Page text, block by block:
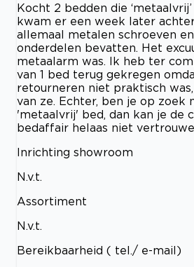
Kocht 2 bedden die
kwam er een week later
allemaal metalen schroeven
onderdelen bevatten. Het
metaalarm was. Ik heb ter
van 1 bed terug gekregen
retourneren niet praktisch
van ze. Echter, ben je op zoek
'metaalvrij' bed, dan kan je de
bedaffair helaas niet
Inrichting showroom
N.v.t.
Assortiment
N.v.t.
Bereikbaarheid ( tel./ e-mail)